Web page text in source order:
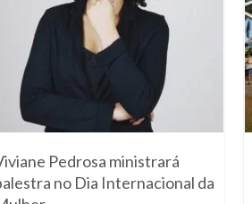
Pedrosa ministrará
no Dia Internacional da